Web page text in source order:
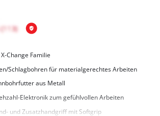
Change Familie
Schlagbohren für materialgerechtes Arbeiten
aus Metall
Elektronik zum gefühlvollen Arbeiten
und Zusatzhandgriff mit Softgrip